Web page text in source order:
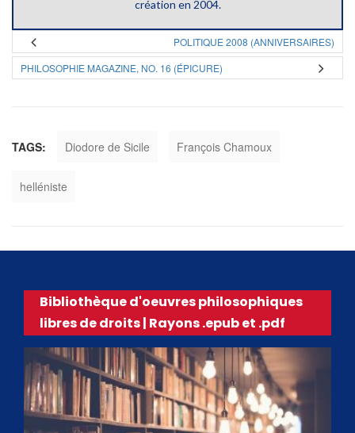
création en 2004.
POLITIQUE 2008 (ANNIVERSAIRES)
PHILOSOPHIE MAGAZINE, NO. 16 (ÉPICURE)
TAGS: Diodore de Sicile François Chamoux
helléniste
Bibliothèque d'oeuvres philosophiques
libres de droits | Rayons .epub et .pdf